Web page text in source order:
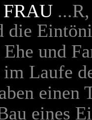
die
und
Laufe
eines